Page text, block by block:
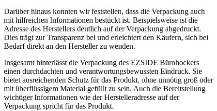
Darüber hinaus konnten wir feststellen, dass die Verpackung auch
mit hilfreichen Informationen bestückt ist. Beispielsweise ist die
Adresse des Herstellers deutlich auf der Verpackung abgedruckt.
Dies trägt zur Transparenz bei und erleichtert den Käufern, sich bei
Bedarf direkt an den Hersteller zu wenden.
Insgesamt hinterlässt die Verpackung des EZSIDE Bürohockers
einen durchdachten und verantwortungsbewussten Eindruck. Sie
bietet ausreichenden Schutz für das Produkt, ohne unnötig groß oder
mit überflüssigem Material gefüllt zu sein. Auch die Bereitstellung
wichtiger Informationen wie der Herstelleradresse auf der
Verpackung spricht für das Produkt.